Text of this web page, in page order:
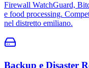
Firewall WatchGuard,
e food processing.
nel distretto emiliano.
Backup e Disaster